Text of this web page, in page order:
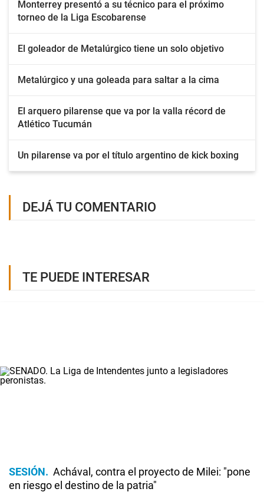
Monterrey presentó a su técnico para el próximo
torneo de la Liga Escobarense
El goleador de Metalúrgico tiene un solo objetivo
Metalúrgico y una goleada para saltar a la cima
El arquero pilarense que va por la valla récord de
Atlético Tucumán
Un pilarense va por el título argentino de kick boxing
DEJÁ TU COMENTARIO
TE PUEDE INTERESAR
SESIÓN
Achával, contra el proyecto de Milei: "pone
en riesgo el destino de la patria"